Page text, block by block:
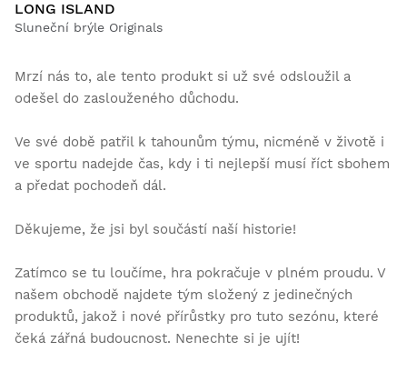
LONG ISLAND
Sluneční brýle Originals
Mrzí nás to, ale tento produkt si už své odsloužil a
odešel do zaslouženého důchodu.
Ve své době patřil k tahounům týmu, nicméně v životě i
ve sportu nadejde čas, kdy i ti nejlepší musí říct sbohem
a předat pochodeň dál.
Děkujeme, že jsi byl součástí naší historie!
Zatímco se tu loučíme, hra pokračuje v plném proudu. V
našem obchodě najdete tým složený z jedinečných
produktů, jakož i nové přírůstky pro tuto sezónu, které
čeká zářná budoucnost. Nenechte si je ujít!